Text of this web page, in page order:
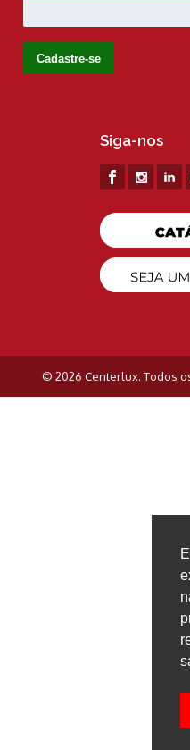
Siga-nos
© 2026 Centerlux. Todos